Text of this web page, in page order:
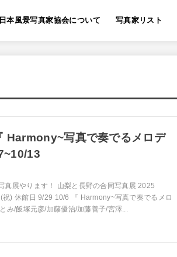
日本風景写真家協会について 写真家リスト
Harmony~写真で奏でるメロデ
13
真展やります！ 山梨と長野の合同写真展 2025
) 休館日 9/29 10/6 『 Harmony~写真で奏でるメロ
み/飯塚元彦/加藤優治/加藤善子/宮澤...